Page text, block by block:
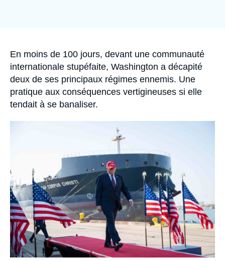
Accroche
En moins de 100 jours, devant une communauté
internationale stupéfaite, Washington a décapité
deux de ses principaux régimes ennemis. Une
pratique aux conséquences vertigineuses si elle
tendait à se banaliser.